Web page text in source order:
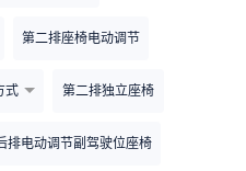
第二排座椅电动调节
式 第二排独立座椅
排电动调节副驾驶位座椅